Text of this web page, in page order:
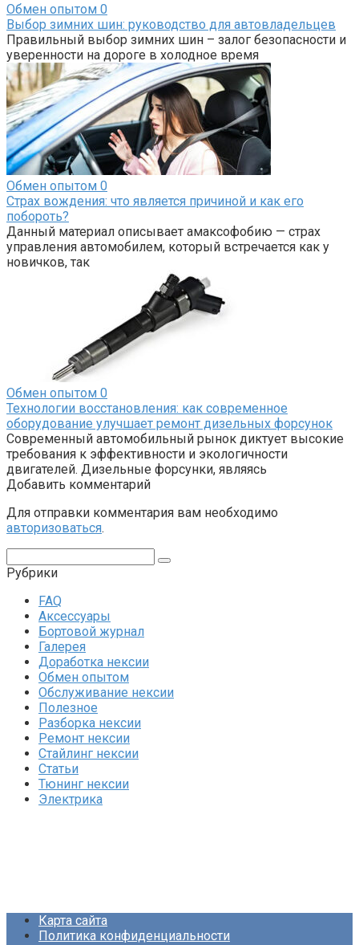
Обмен опытом 0
Выбор зимних шин: руководство для автовладельцев
Правильный выбор зимних шин – залог безопасности и
уверенности на дороге в холодное время
Обмен опытом 0
Страх вождения: что является причиной и как его
побороть?
Данный материал описывает амаксофобию — страх
управления автомобилем, который встречается как у
новичков, так
Обмен опытом 0
Технологии восстановления: как современное
оборудование улучшает ремонт дизельных форсунок
Современный автомобильный рынок диктует высокие
требования к эффективности и экологичности
двигателей. Дизельные форсунки, являясь
Добавить комментарий
Для отправки комментария вам необходимо
авторизоваться.
Рубрики
FAQ
Аксессуары
Бортовой журнал
Галерея
Доработка нексии
Обмен опытом
Обслуживание нексии
Полезное
Разборка нексии
Ремонт нексии
Стайлинг нексии
Статьи
Тюнинг нексии
Электрика
Карта сайта
Политика конфиденциальности